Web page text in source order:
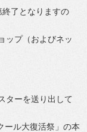
了となりますの
ップ（およびネッ
ターを送り出して
ール大復活祭」の本